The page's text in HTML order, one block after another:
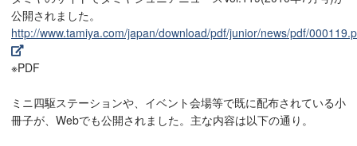
公開されました。
http://www.tamiya.com/japan/download/pdf/junior/news/pdf/
※PDF
ミニ四駆ステーションや、イベント会場等で既に配布されている小
冊子が、Webでも公開されました。主な内容は以下の通り。